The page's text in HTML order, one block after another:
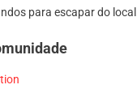
para escapar do